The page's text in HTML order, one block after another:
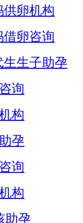
供卵机构
借卵咨询
生生子助孕
询
构
孕
询
构
助孕